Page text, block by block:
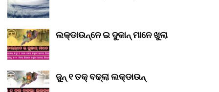
ଲକ୍‌ଡାଉନ୍‌ନେ ଇ ଦୁକାନ୍ ମାନେ ଖୁଲା
ଜୁନ୍ ୧ ତକ୍ ବଢ୍‌ଲା ଲକ୍‌ଡାଉନ୍‌